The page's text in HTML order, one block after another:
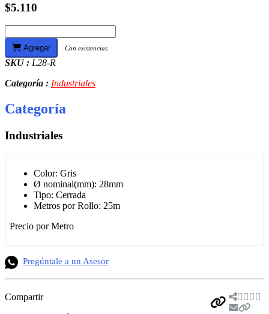
$5.110
Agregar Con existencias
SKU : L28-R
Categoría : Industriales
Categoría
Industriales
Color: Gris
Ø nominal(mm): 28mm
Tipo: Cerrada
Metros por Rollo: 25m
Precio por Metro
Pregúntale a un Asesor
Compartir